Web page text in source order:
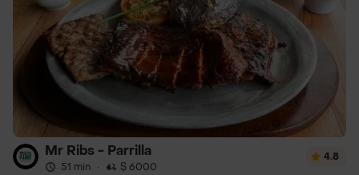
Mr Ribs - Parrilla
51 min · $ 6000
4.8